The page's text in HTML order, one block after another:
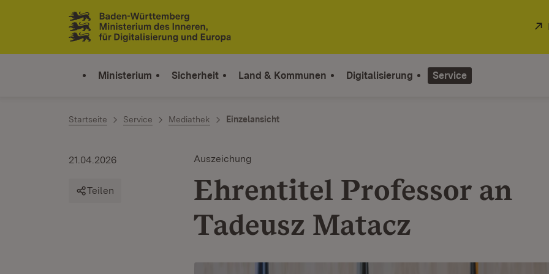
Zum Inhalt springen
Link zur Startseite
Ministerium Sicherheit Land & Kommunen Digitalisierung Service
Startseite Service Mediathek Einzelansicht
Auszeichung
Ehrentitel Professor an
Tadeusz Matacz
21.04.2026
Teilen